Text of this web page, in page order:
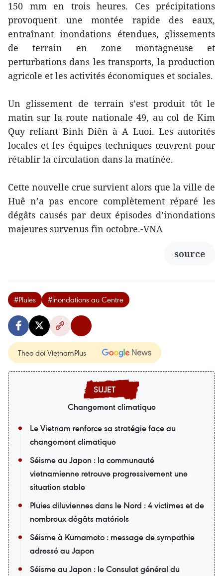
150 mm en trois heures. Ces précipitations
provoquent une montée rapide des eaux,
entraînant inondations étendues, glissements
de terrain en zone montagneuse et
perturbations dans les transports, la production
agricole et les activités économiques et sociales.
Un glissement de terrain s’est produit tôt le
matin sur la route nationale 49, au col de Kim
Quy reliant Binh Diên à A Luoi. Les autorités
locales et les équipes techniques œuvrent pour
rétablir la circulation dans la matinée.
Cette nouvelle crue survient alors que la ville de
Huê n’a pas encore complètement réparé les
dégâts causés par deux épisodes d’inondations
majeures survenus fin octobre.-VNA
source
#Pluies #inondations au Centre
Theo dõi VietnamPlus
Changement climatique
Le Vietnam renforce sa stratégie face au
changement climatique
Séisme au Japon : la communauté
vietnamienne retrouve progressivement une
situation stable
Pluies diluviennes dans le Nord : 4 victimes et de
nombreux dégâts matériels
Séisme à Kumamoto : message de sympathie
adressé au Japon
Séisme au Japon : le Consulat général du